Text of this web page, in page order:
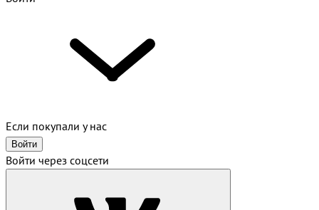
Если покупали у нас
Войти
Войти через соцсети